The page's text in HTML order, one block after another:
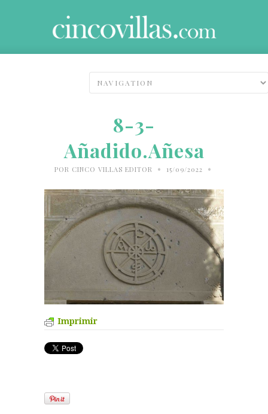
8-3-
Añadido.Añesa
POR CINCO VILLAS EDITOR • 15/09/2022 •
Imprimir